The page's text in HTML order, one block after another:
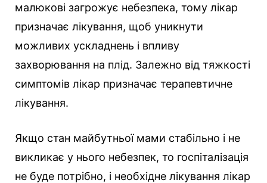
малюкові загрожує небезпека, тому лікар
призначає лікування, щоб уникнути
можливих ускладнень і впливу
захворювання на плід. Залежно від тяжкості
симптомів лікар призначає терапевтичне
лікування.
Якщо стан майбутньої мами стабільно і не
викликає у нього небезпек, то госпіталізація
не буде потрібно, і необхідне лікування лікар